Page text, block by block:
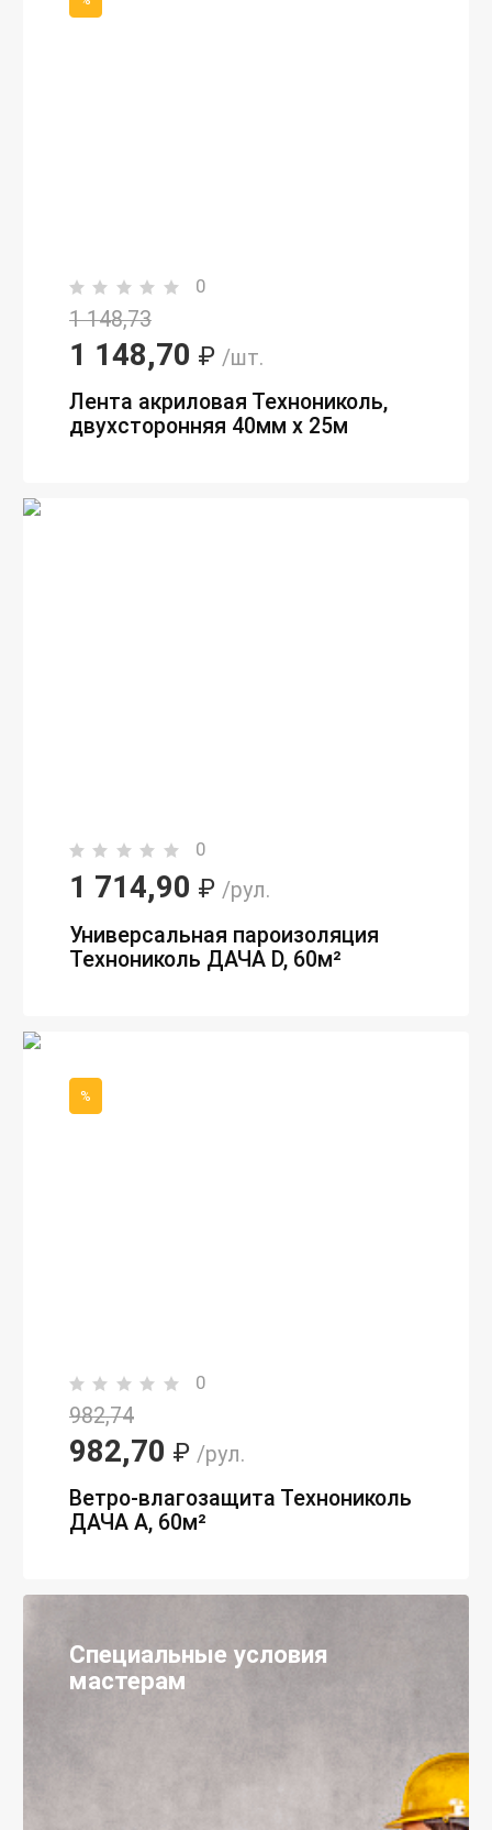
0
1 148,73
1 148,70 ₽ /шт.
Лента акриловая Технониколь,
двухсторонняя 40мм х 25м
0
1 714,90 ₽ /рул.
Универсальная пароизоляция
Технониколь ДАЧА D, 60м²
%
0
982,74
982,70 ₽ /рул.
Ветро-влагозащита Технониколь
ДАЧА А, 60м²
Специальные условия
мастерам